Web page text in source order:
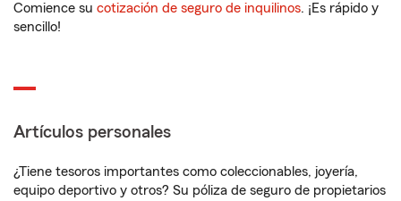
Comience su cotización de seguro de inquilinos. ¡Es rápido y
sencillo!
Artículos personales
¿Tiene tesoros importantes como coleccionables, joyería,
equipo deportivo y otros? Su póliza de seguro de propietarios